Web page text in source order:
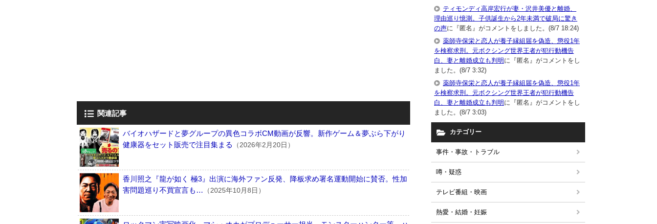
関連記事
バイオハザードと夢グループの異色コラボCM動画が反響。新作ゲーム＆夢ぶら下がり
健康器をセット販売で注目集まる
（2026年2月20日）
香川照之『龍が如く 極3』出演に海外ファン反発、降板求め署名運動開始に賛否。性加
害問題巡り不買宣言も…
（2025年10月8日）
ティモンディ高岸宏行が妻・沢井美優と離婚、
理由巡り憶測。子供誕生から2年未満で破局に驚き
の声に『匿名』がコメントをしました。(8/7 18:24)
薬師寺保栄と恋人が養子縁組届を偽造、懲役1年
を検察求刑。元ボクシング世界王者が犯行動機告
白、妻と離婚成立も判明に『匿名』がコメントをし
ました。(8/7 3:32)
薬師寺保栄と恋人が養子縁組届を偽造、懲役1年
を検察求刑。元ボクシング世界王者が犯行動機告
白、妻と離婚成立も判明に『匿名』がコメントをし
ました。(8/7 3:03)
カテゴリー
事件・事故・トラブル
噂・疑惑
テレビ番組・映画
熱愛・結婚・妊娠